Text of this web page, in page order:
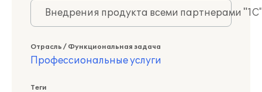
Внедрения продукта всеми партнерами
Отрасль / Функциональная задача
Профессиональные услуги
Теги